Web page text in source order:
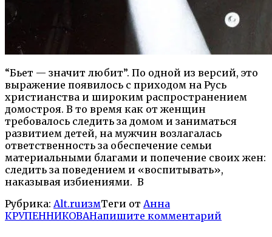
“Бьет — значит любит”. По одной из версий, это
выражение появилось с приходом на Русь
христианства и широким распространением
домостроя. В то время как от женщин
требовалось следить за домом и заниматься
развитием детей, на мужчин возлагалась
ответственность за обеспечение семьи
материальными благами и попечение своих жен:
следить за поведением и «воспитывать»,
наказывая избиениями. В
Рубрика: Alt.ruизмТеги от Анна
КРУПЕННИКОВАНапишите комментарий